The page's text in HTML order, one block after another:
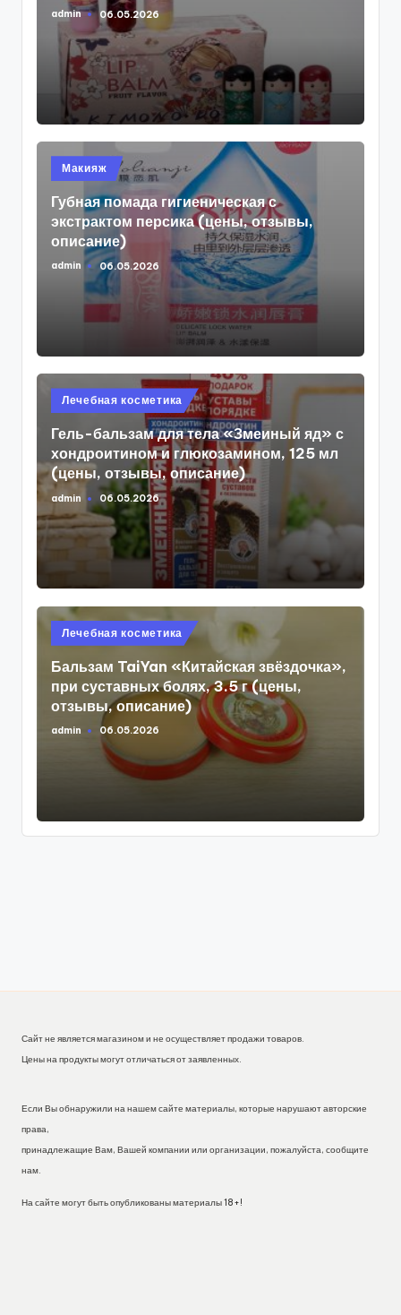
Запись
admin 06.05.2026
Опубликовано
в
Макияж
Губная помада гигиеническая с
экстрактом персика (цены, отзывы,
описание)
Запись
admin 06.05.2026
Опубликовано
в
Лечебная косметика
Гель-бальзам для тела «Змеиный яд» с
хондроитином и глюкозамином, 125 мл
(цены, отзывы, описание)
Запись
от
admin 06.05.2026
Опубликовано
в
Лечебная косметика
Бальзам TaiYan «Китайская звёздочка»,
при суставных болях, 3.5 г (цены,
отзывы, описание)
Запись
admin 06.05.2026
Сайт не является магазином и не осуществляет продажи товаров.
Цены на продукты могут отличаться от заявленных.
Если Вы обнаружили на нашем сайте материалы, которые нарушают авторские
права,
принадлежащие Вам, Вашей компании или организации, пожалуйста, сообщите
нам.
На сайте могут быть опубликованы материалы 18+!